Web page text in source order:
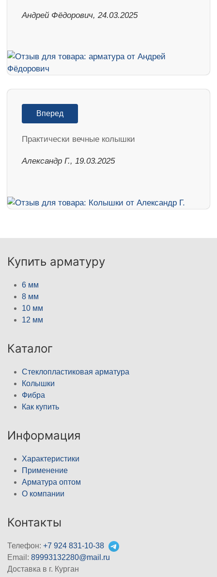
Андрей Фёдорович, 24.03.2025
Вперед
Практически вечные колышки
Александр Г., 19.03.2025
Купить арматуру
6 мм
8 мм
10 мм
12 мм
Каталог
Стеклопластиковая арматура
Колышки
Фибра
Как купить
Информация
Характеристики
Применение
Арматура оптом
О компании
Контакты
Телефон: +7 924 831-10-38
Email: 89993132280@mail.ru
Доставка в г. Курган